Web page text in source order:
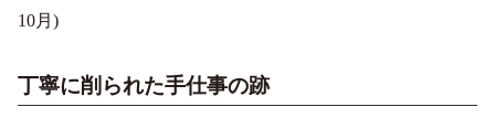
10月)
丁寧に削られた手仕事の跡